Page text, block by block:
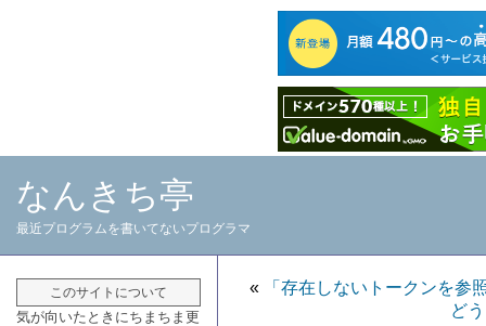
なんきち亭
最近プログラムを書いてないプログラマ
«
「存在しないトークンを参
ど
このサイトについて
気が向いたときにちまちま更